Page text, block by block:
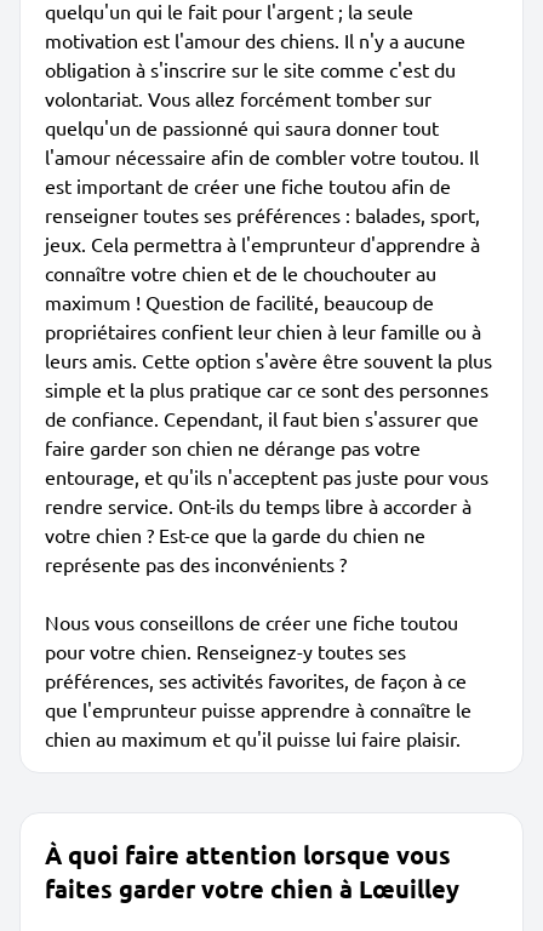
quelqu'un qui le fait pour l'argent ; la seule
motivation est l'amour des chiens. Il n'y a aucune
obligation à s'inscrire sur le site comme c'est du
volontariat. Vous allez forcément tomber sur
quelqu'un de passionné qui saura donner tout
l'amour nécessaire afin de combler votre toutou. Il
est important de créer une fiche toutou afin de
renseigner toutes ses préférences : balades, sport,
jeux. Cela permettra à l'emprunteur d'apprendre à
connaître votre chien et de le chouchouter au
maximum ! Question de facilité, beaucoup de
propriétaires confient leur chien à leur famille ou à
leurs amis. Cette option s'avère être souvent la plus
simple et la plus pratique car ce sont des personnes
de confiance. Cependant, il faut bien s'assurer que
faire garder son chien ne dérange pas votre
entourage, et qu'ils n'acceptent pas juste pour vous
rendre service. Ont-ils du temps libre à accorder à
votre chien ? Est-ce que la garde du chien ne
représente pas des inconvénients ?
Nous vous conseillons de créer une fiche toutou
pour votre chien. Renseignez-y toutes ses
préférences, ses activités favorites, de façon à ce
que l'emprunteur puisse apprendre à connaître le
chien au maximum et qu'il puisse lui faire plaisir.
À quoi faire attention lorsque vous
faites garder votre chien à Lœuilley